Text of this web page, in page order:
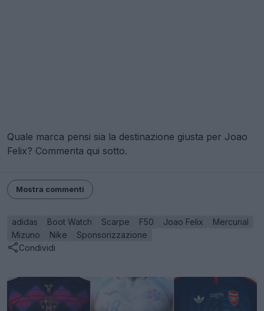
Quale marca pensi sia la destinazione giusta per Joao
Felix? Commenta qui sotto.
Mostra commenti
adidas Boot Watch Scarpe F50 Joao Felix
Mercurial
Mizuno
Nike
Sponsorizzazione
Condividi